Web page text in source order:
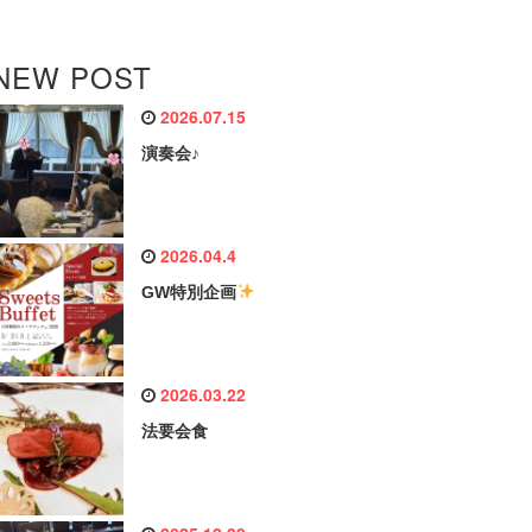
POST
2026.07.15
演奏会♪
2026.04.4
GW特別企画
2026.03.22
法要会食